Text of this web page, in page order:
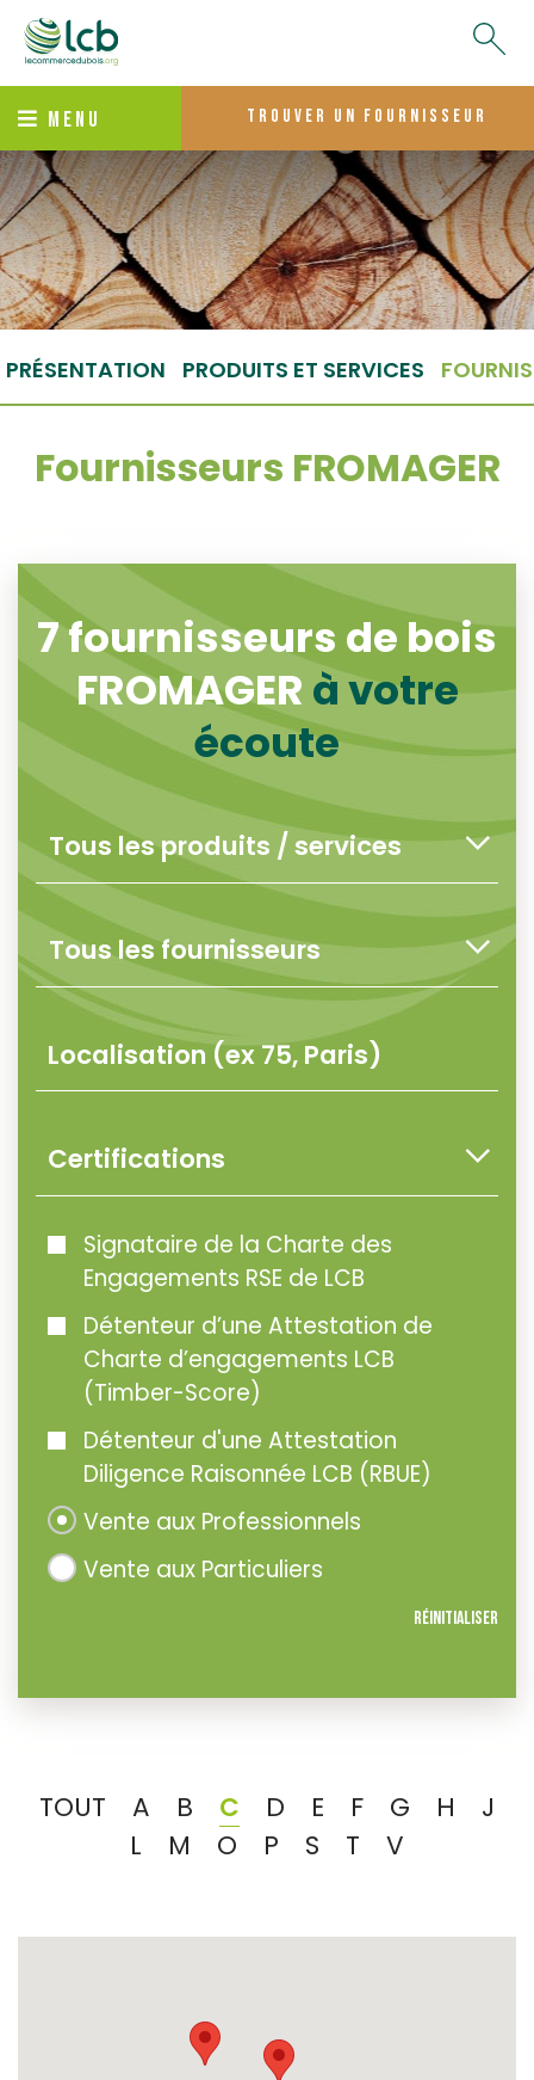
MENU trouver un fournisseur
PRÉSENTATION PRODUITS ET SERVICES
Fournisseurs FROMAGER
7fournisseurs de bois
FROMAGER à votre
écoute
Certifications
Signataire de la Charte des
Engagements RSE de LCB
Détenteur d’une Attestation de
Charte d’engagements LCB
(Timber-Score)
Détenteur d'une Attestation
Diligence Raisonnée LCB (RBUE)
Vente aux Professionnels
Vente aux Particuliers
Réinitialiser
TOUT A B C D E F G H
J
L
M O P S T V